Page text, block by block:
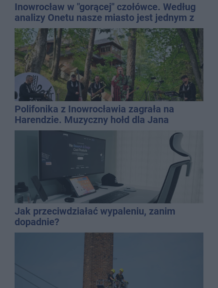
Inowrocław w "gorącej" czołówce. Według
analizy Onetu nasze miasto jest jednym z
najbardziej narażonych na upały
Polifonika z Inowrocławia zagrała na
Harendzie. Muzyczny hołd dla Jana
Kasprowicza
Jak przeciwdziałać wypaleniu, zanim
dopadnie?